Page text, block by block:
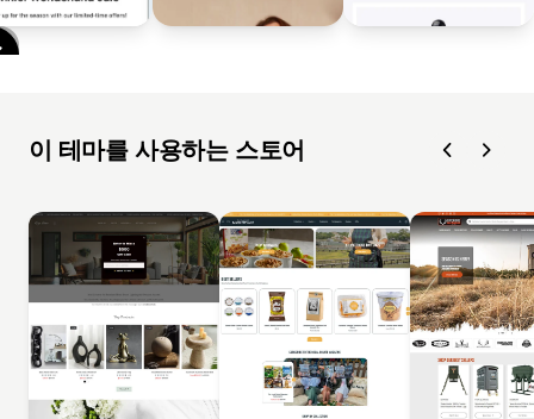
이 테마를 사용하는 스토어